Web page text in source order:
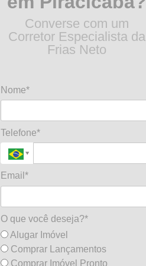
Converse com um
Corretor Especialista da
Frias Neto
Nome*
Telefone*
Email*
O que você deseja?*
Alugar Imóvel
Comprar Lançamentos
Comprar Imóvel Pronto